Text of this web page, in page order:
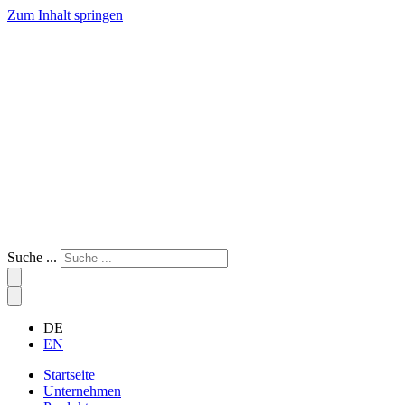
Zum Inhalt springen
Suche ...
DE
EN
Startseite
Unternehmen